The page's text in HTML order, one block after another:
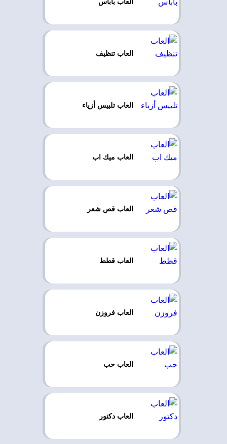
العاب تنظيف
العاب تلبيس أزياء
العاب ميك اب
العاب قص شعر
العاب قطط
العاب فروزن
العاب حب
العاب دكتور